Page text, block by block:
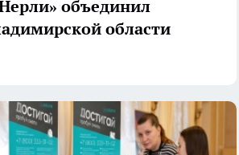
объединил
области